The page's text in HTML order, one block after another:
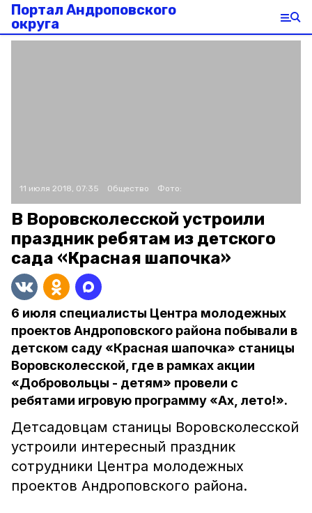
Портал Андроповского
округа
11 июля 2018, 07:35 Общество Фото:
В Воровсколесской устроили
праздник ребятам из детского
сада «Красная шапочка»
6 июля специалисты Центра молодежных
проектов Андроповского района побывали в
детском саду «Красная шапочка» станицы
Воровсколесской, где в рамках акции
«Добровольцы - детям» провели с
ребятами игровую программу «Ах, лето!».
Детсадовцам станицы Воровсколесской
устроили интересный праздник
сотрудники Центра молодежных
проектов Андроповского района.